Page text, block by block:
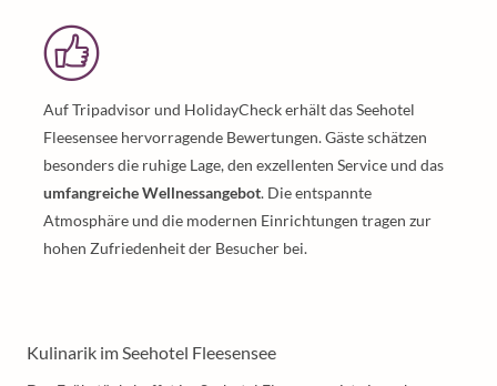
Auf Tripadvisor und HolidayCheck erhält das Seehotel
Fleesensee hervorragende Bewertungen. Gäste schätzen
besonders die ruhige Lage, den exzellenten Service und das
umfangreiche Wellnessangebot. Die entspannte
Atmosphäre und die modernen Einrichtungen tragen zur
hohen Zufriedenheit der Besucher bei.
Kulinarik im Seehotel Fleesensee